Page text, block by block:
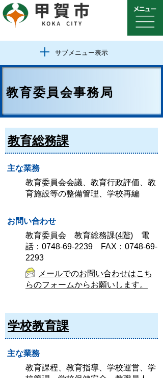
サブメニュー表示
教育委員会事務局
教育総務課
主な業務
教育委員会会議、教育行政評価、教
育施設等の整備管理、学校再編
お問い合わせ
教育委員会 教育総務課(4階) 電
話：0748-69-2239 FAX：0748-69-
2293
メールでのお問い合わせはこち
らのフォームからお願いします。
学校教育課
主な業務
教育課程、教育指導、学校運営、学